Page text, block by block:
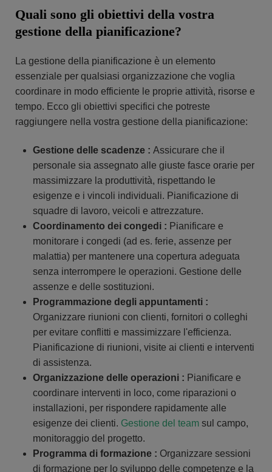
Quali sono gli obiettivi della vostra
gestione della pianificazione?
La gestione della pianificazione è un elemento
essenziale per qualsiasi organizzazione che voglia
coordinare in modo efficiente le proprie attività, risorse e
tempo. Ecco gli obiettivi specifici che potreste
raggiungere nella vostra gestione della pianificazione:
Gestione delle scadenze :Assicurare che il
personale sia assegnato alle giuste fasce orarie per
massimizzare la produttività, rispettando le
esigenze e i vincoli individuali. Pianificazione di
squadre di lavoro, veicoli e attrezzature.
Coordinamento dei congedi : Pianificare e
monitorare i congedi (ad es. ferie, assenze per
malattia) per mantenere una copertura adeguata
senza interrompere le operazioni. Gestione delle
assenze e delle sostituzioni.
Programmazione degli appuntamenti :
Organizzare riunioni con clienti, fornitori o colleghi
per evitare conflitti e massimizzare l'efficienza.
Pianificazione di riunioni, visite ai clienti e interventi
di assistenza.
Organizzazione delle operazioni : Pianificare e
coordinare interventi in loco, come riparazioni o
installazioni, per rispondere rapidamente alle
esigenze dei clienti. Gestione del team sul campo,
monitoraggio del progetto.
Programma di formazione : Organizzare sessioni
di formazione per lo sviluppo delle competenze e la